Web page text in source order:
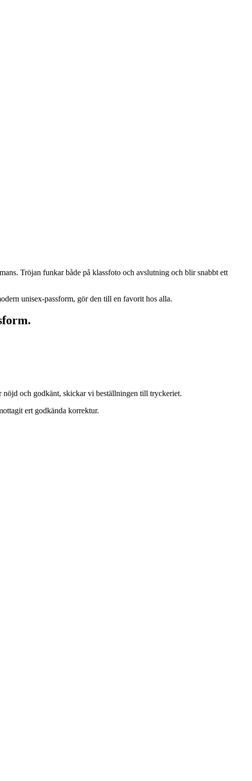
Tröjan funkar både på klassfoto och avslutning och blir snabbt ett
unisex-passform, gör den till en favorit hos alla.
och godkänt, skickar vi beställningen till tryckeriet.
ert godkända korrektur.